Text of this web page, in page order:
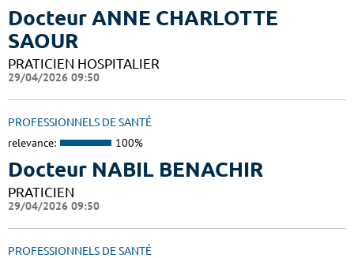
Docteur ANNE CHARLOTTE
SAOUR
PRATICIEN HOSPITALIER
29/04/2026 09:50
PROFESSIONNELS DE SANTÉ
relevance: 100%
Docteur NABIL BENACHIR
PRATICIEN
29/04/2026 09:50
PROFESSIONNELS DE SANTÉ